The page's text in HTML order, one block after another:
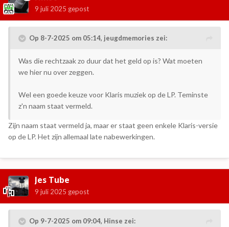
9 juli 2025 gepost
Op 8-7-2025 om 05:14, jeugdmemories zei:
Was die rechtzaak zo duur dat het geld op is? Wat moeten
we hier nu over zeggen.
Wel een goede keuze voor Klaris muziek op de LP. Teminste
z'n naam staat vermeld.
Zijn naam staat vermeld ja, maar er staat geen enkele Klaris-versie
op de LP. Het zijn allemaal late nabewerkingen.
Jes Tube
9 juli 2025 gepost
Op 9-7-2025 om 09:04, Hinse zei: